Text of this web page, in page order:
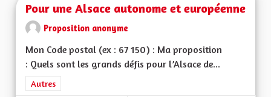
Pour une Alsace autonome et européenne
Proposition anonyme
Mon Code postal (ex : 67 150) : Ma proposition
: Quels sont les grands défis pour l’Alsace de...
Filtrer les résultats de la catégorie : Autres
Autres